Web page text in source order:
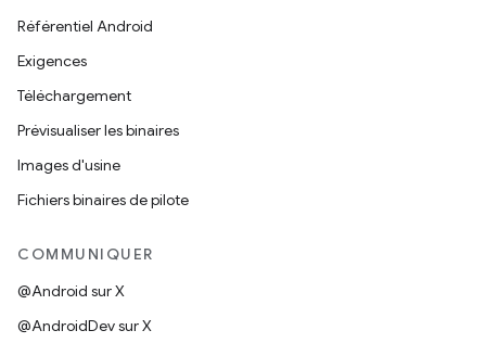
Référentiel Android
Exigences
Téléchargement
Prévisualiser les binaires
Images d'usine
Fichiers binaires de pilote
COMMUNIQUER
@Android sur X
@AndroidDev sur X